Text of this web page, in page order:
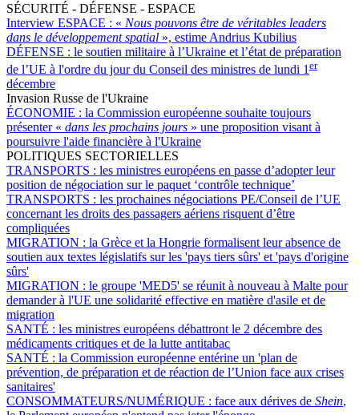
SÉCURITÉ - DÉFENSE - ESPACE
Interview ESPACE : « Nous pouvons être de véritables leaders
dans le développement spatial », estime Andrius Kubilius
DÉFENSE : le soutien militaire à l’Ukraine et l’état de préparation
de l’UE à l'ordre du jour du Conseil des ministres de lundi 1 er
décembre
Invasion Russe de l'Ukraine
ÉCONOMIE : la Commission européenne souhaite toujours
présenter « dans les prochains jours » une proposition visant à
poursuivre l'aide financière à l'Ukraine
POLITIQUES SECTORIELLES
TRANSPORTS : les ministres européens en passe d’adopter leur
position de négociation sur le paquet ‘contrôle technique’
TRANSPORTS : les prochaines négociations PE/Conseil de l’UE
concernant les droits des passagers aériens risquent d’être
compliquées
MIGRATION : la Grèce et la Hongrie formalisent leur absence de
soutien aux textes législatifs sur les 'pays tiers sûrs' et 'pays d'origine
sûrs'
MIGRATION : le groupe 'MED5' se réunit à nouveau à Malte pour
demander à l'UE une solidarité effective en matière d'asile et de
migration
SANTÉ : les ministres européens débattront le 2 décembre des
médicaments critiques et de la lutte antitabac
SANTÉ : la Commission européenne entérine un 'plan de
prévention, de préparation et de réaction de l’Union face aux crises
sanitaires'
CONSOMMATEURS/NUMÉRIQUE : face aux dérives de Shein,